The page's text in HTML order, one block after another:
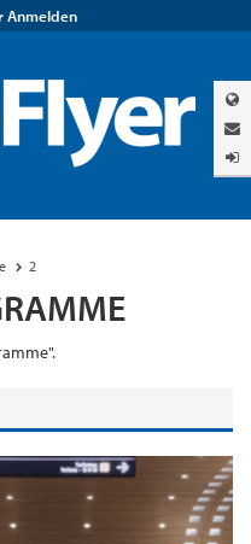
Anmelden
2